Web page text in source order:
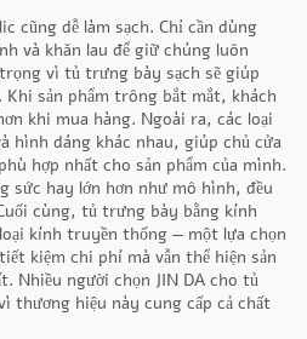
cũng dễ làm sạch. Chỉ cần dùng
và khăn lau để giữ chúng luôn
vì tủ trưng bày sạch sẽ giúp
Khi sản phẩm trông bắt mắt, khách
khi mua hàng. Ngoài ra, các loại
hình dáng khác nhau, giúp chủ cửa
hợp nhất cho sản phẩm của mình.
sức hay lớn hơn như mô hình, đều
cùng, tủ trưng bày bằng kính
kính truyền thống — một lựa chọn
kiệm chi phí mà vẫn thể hiện sản
Nhiều người chọn JIN DA cho tủ
thương hiệu này cung cấp cả chất